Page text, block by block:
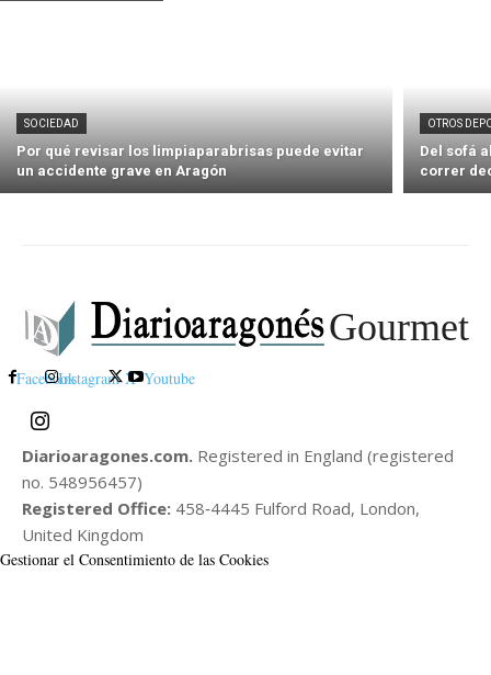
SOCIEDAD
Por qué revisar los limpiaparabrisas puede evitar
un accidente grave en Aragón
OTROS
Del sofá
correr
Gourmet
FacebookInstagram X Youtube
Diarioaragones.com. Registered in England (registered
no. 548956457)
Registered Office: 458‑4445 Fulford Road, London,
United Kingdom
Gestionar el Consentimiento de las Cookies